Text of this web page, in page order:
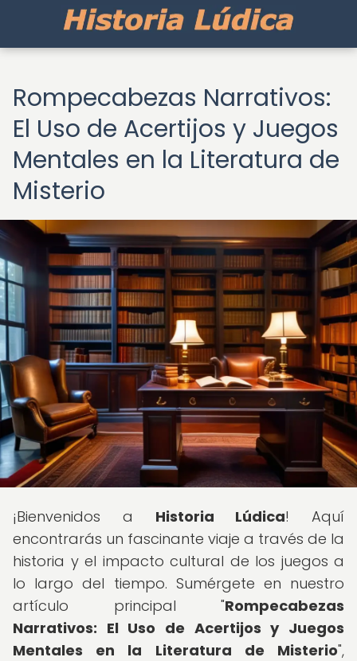
Rompecabezas Narrativos:
El Uso de Acertijos y Juegos
Mentales en la Literatura de
Misterio
¡Bienvenidos a Historia Lúdica! Aquí
encontrarás un fascinante viaje a través de la
historia y el impacto cultural de los juegos a
lo largo del tiempo. Sumérgete en nuestro
artículo principal "Rompecabezas
Narrativos: El Uso de Acertijos y Juegos
Mentales en la Literatura de Misterio",